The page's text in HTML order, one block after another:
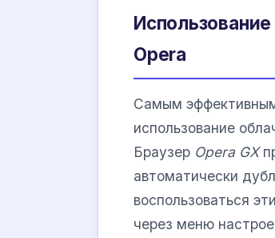
Opera
Самым
использование
Браузер Opera GX
автоматически
воспользоваться
через меню